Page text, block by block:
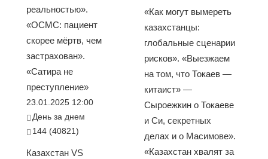
реальностью».
«ОСМС: пациент
скорее мёртв, чем
застрахован».
«Сатира не
преступление»
23.01.2025 12:00
День за днем
144 (40821)
Казахстан VS
«Как могут вымереть
казахстанцы:
глобальные сценарии
рисков». «Выезжаем
на том, что Токаев —
китаист» —
Сыроежкин о Токаеве
и Си, секретных
делах и о Масимове».
«Казахстан хвалят за